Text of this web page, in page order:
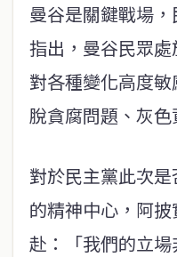
曼谷是關鍵戰場
指出，曼谷民眾處
對各種變化高度
脫貪腐問題、灰色
對於民主黨此次
的精神中心，阿
赴：「我們的立